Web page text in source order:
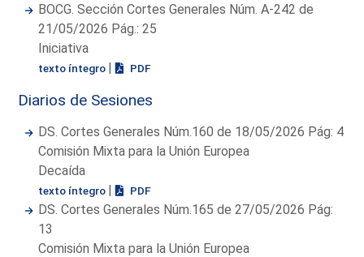
BOCG. Sección Cortes Generales Núm. A-242 de
21/05/2026 Pág.: 25
Iniciativa
texto íntegro | PDF
Diarios de Sesiones
DS. Cortes Generales Núm.160 de 18/05/2026 Pág: 4
Comisión Mixta para la Unión Europea
Decaída
texto íntegro | PDF
DS. Cortes Generales Núm.165 de 27/05/2026 Pág:
13
Comisión Mixta para la Unión Europea